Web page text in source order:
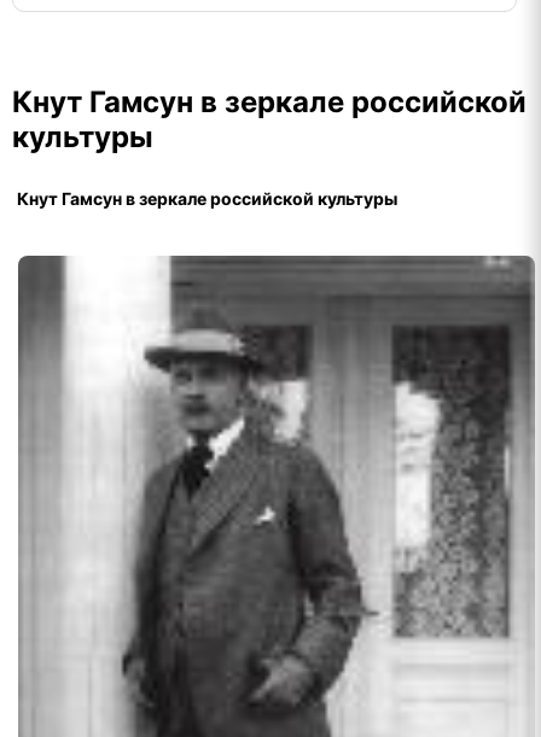
Кнут Гамсун в зеркале российской
культуры
Кнут Гамсун в зеркале российской культуры